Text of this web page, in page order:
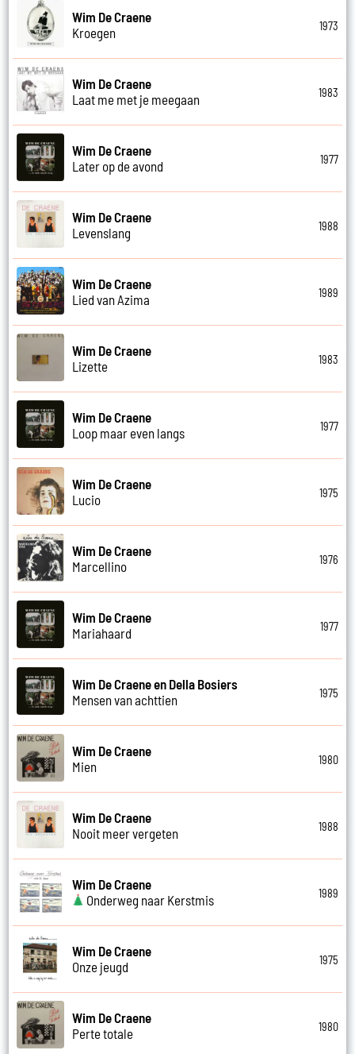
Wim De Craene
Kroegen
1973
Wim De Craene
Laat me met je meegaan
1983
Wim De Craene
Later op de avond
1977
Wim De Craene
Levenslang
1988
Wim De Craene
Lied van Azima
1989
Wim De Craene
Lizette
1983
Wim De Craene
Loop maar even langs
1977
Wim De Craene
Lucio
1975
Wim De Craene
Marcellino
1976
Wim De Craene
Mariahaard
1977
Wim De Craene en Della Bosiers
Mensen van achttien
1975
Wim De Craene
Mien
1980
Wim De Craene
Nooit meer vergeten
1988
Wim De Craene
Onderweg naar Kerstmis
1989
Wim De Craene
Onze jeugd
1975
Wim De Craene
Perte totale
1980